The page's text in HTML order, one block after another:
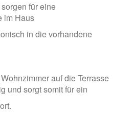
für eine
im Haus
in die vorhandene
auf die Terrasse
und sorgt somit für ein